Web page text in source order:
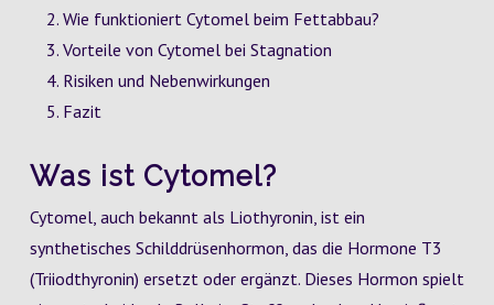
Wie funktioniert Cytomel beim Fettabbau?
Vorteile von Cytomel bei Stagnation
Risiken und Nebenwirkungen
Fazit
Was ist Cytomel?
Cytomel, auch bekannt als Liothyronin, ist ein
synthetisches Schilddrüsenhormon, das die Hormone T3
(Triiodthyronin) ersetzt oder ergänzt. Dieses Hormon spielt